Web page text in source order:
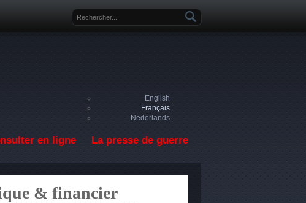
Formulaire de recherche
English
Français
Nederlands
en ligne La presse de guerre
& financier